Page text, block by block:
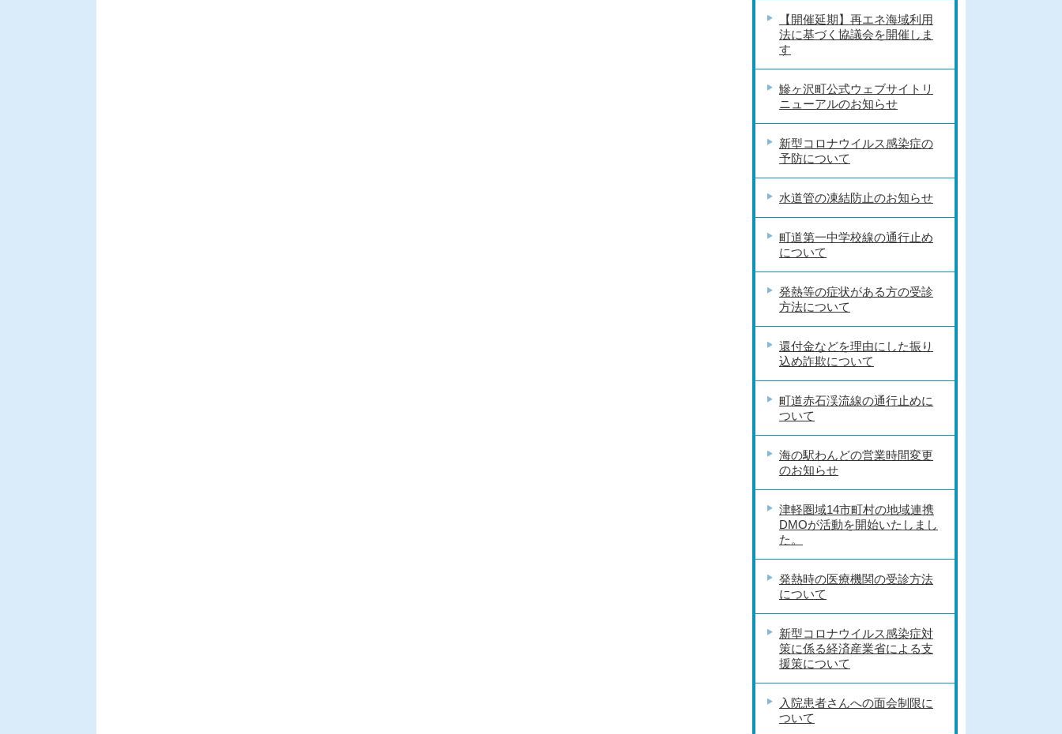
【開催延期】再エネ海域利用
法に基づく協議会を開催しま
す
鰺ヶ沢町公式ウェブサイトリ
ニューアルのお知らせ
新型コロナウイルス感染症の
予防について
水道管の凍結防止のお知らせ
町道第一中学校線の通行止め
について
発熱等の症状がある方の受診
方法について
還付金などを理由にした振り
込め詐欺について
町道赤石渓流線の通行止めに
ついて
海の駅わんどの営業時間変更
のお知らせ
津軽圏域14市町村の地域連携
DMOが活動を開始いたしまし
た。
発熱時の医療機関の受診方法
について
新型コロナウイルス感染症対
策に係る経済産業省による支
援策について
入院患者さんへの面会制限に
ついて